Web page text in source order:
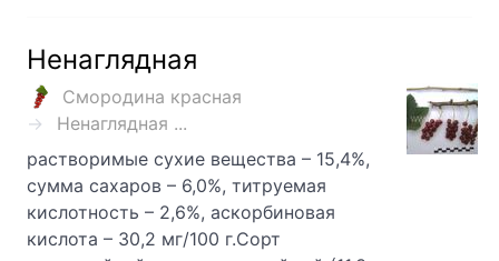
Ненаглядная
Смородина красная
Ненаглядная ...
растворимые сухие вещества – 15,4%,
сумма сахаров – 6,0%, титруемая
кислотность – 2,6%, аскорбиновая
кислота – 30,2 мг/100 г.Сорт